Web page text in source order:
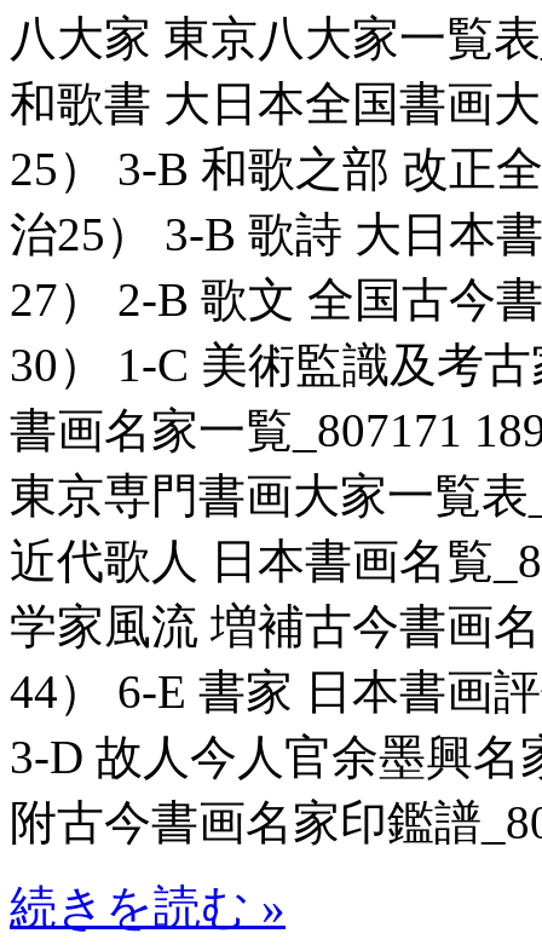
八大家 東京八大家一覧
和歌書 大日本全国書画
25） 3-B 和歌之部 改正
治25） 3-B 歌詩 大日本
27） 2-B 歌文 全国古今
30） 1-C 美術監識及考
書画名家一覧_807171
東京専門書画大家一覧表
近代歌人 日本書画名覧
学家風流 増補古今書画
44） 6-E 書家 日本書画
3-D 故人今人官余墨興
附古今書画名家印鑑譜
続きを読む »